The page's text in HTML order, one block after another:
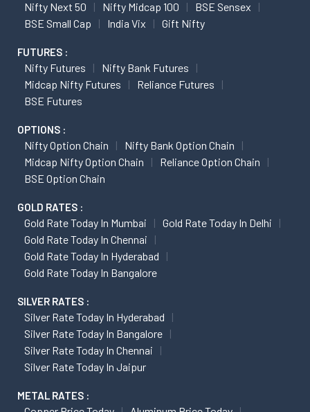
Nifty Next 50
Nifty Midcap 100
BSE Sensex
BSE Small Cap
India Vix Gift Nifty
FUTURES :
Nifty Futures
Nifty Bank Futures
Midcap Nifty Futures
Reliance Futures
BSE Futures
OPTIONS :
Nifty Option Chain
Nifty Bank Option Chain
Midcap Nifty Option Chain
Reliance Option Chain
BSE Option Chain
GOLD RATES :
Gold Rate Today In Mumbai
Gold Rate Today In Delhi
Gold Rate Today In Chennai
Gold Rate Today In Hyderabad
Gold Rate Today In Bangalore
SILVER RATES :
Silver Rate Today In Hyderabad
Silver Rate Today In Bangalore
Silver Rate Today In Chennai
Silver Rate Today In Jaipur
METAL RATES :